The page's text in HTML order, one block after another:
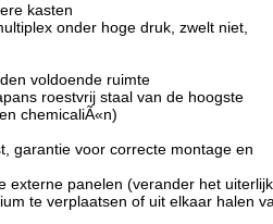
from:
kasten
onder hoge druk, zwelt niet,
voldoende ruimte
roestvrij staal van de hoogste
chemicaliÃ«n)
garantie voor correcte montage en
externe panelen (verander het uiterlijk
te verplaatsen of uit elkaar halen